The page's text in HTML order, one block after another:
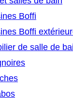
Boffi
Boffi
de salle de